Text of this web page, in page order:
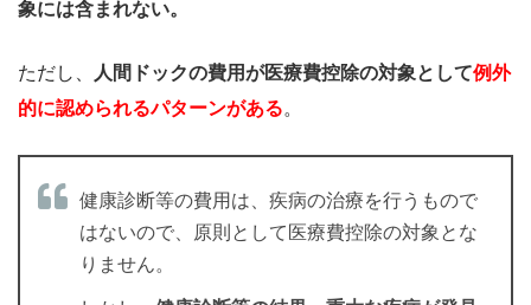
象には含まれない。
ただし、 人間ドックの費用が医療費控除の対象として例外
的に認められるパターンがある。
健康診断等の費用は、疾病の治療を行うもので
はないので、原則として医療費控除の対象とな
りません。